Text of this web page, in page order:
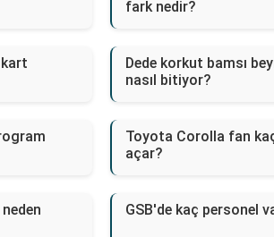
fark nedir?
Dede korkut bamsı
nasıl bitiyor?
Toyota Corolla fan
açar?
GSB'de kaç personel